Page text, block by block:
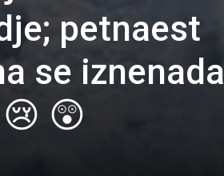
petnaest
se iznenada
😲